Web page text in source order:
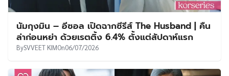
นัมกุงมิน – อีซอล เปิดฉากซีรีส์ The Husband | คืน
ล่าก่อนหย่า ด้วยเรตติ้ง 6.4% ตั้งแต่สัปดาห์แรก
BySVVEET KIMOn06/07/2026